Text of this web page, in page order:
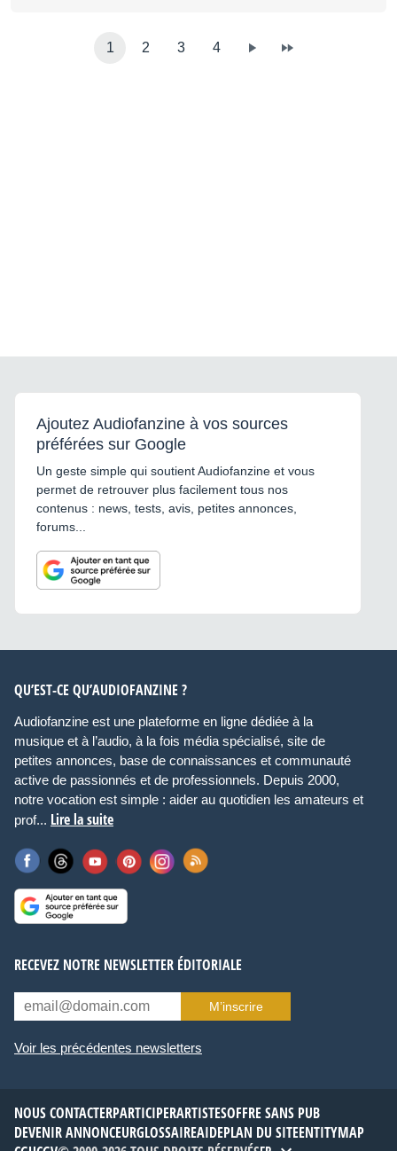
1 2 3 4
Ajoutez Audiofanzine à vos sources
préférées sur Google
Un geste simple qui soutient Audiofanzine et vous
permet de retrouver plus facilement tous nos
contenus : news, tests, avis, petites annonces,
forums...
QU’EST-CE QU’AUDIOFANZINE ?
Audiofanzine est une plateforme en ligne dédiée à la
musique et à l’audio, à la fois média spécialisé, site de
petites annonces, base de connaissances et communauté
active de passionnés et de professionnels. Depuis 2000,
notre vocation est simple : aider au quotidien les amateurs et
prof... Lire la suite
RECEVEZ NOTRE NEWSLETTER ÉDITORIALE
M’inscrire
Voir les précédentes newsletters
NOUS CONTACTERPARTICIPERARTISTESOFFRE SANS PUB
DEVENIR ANNONCEURGLOSSAIREAIDEPLAN DU SITEENTITYMAP